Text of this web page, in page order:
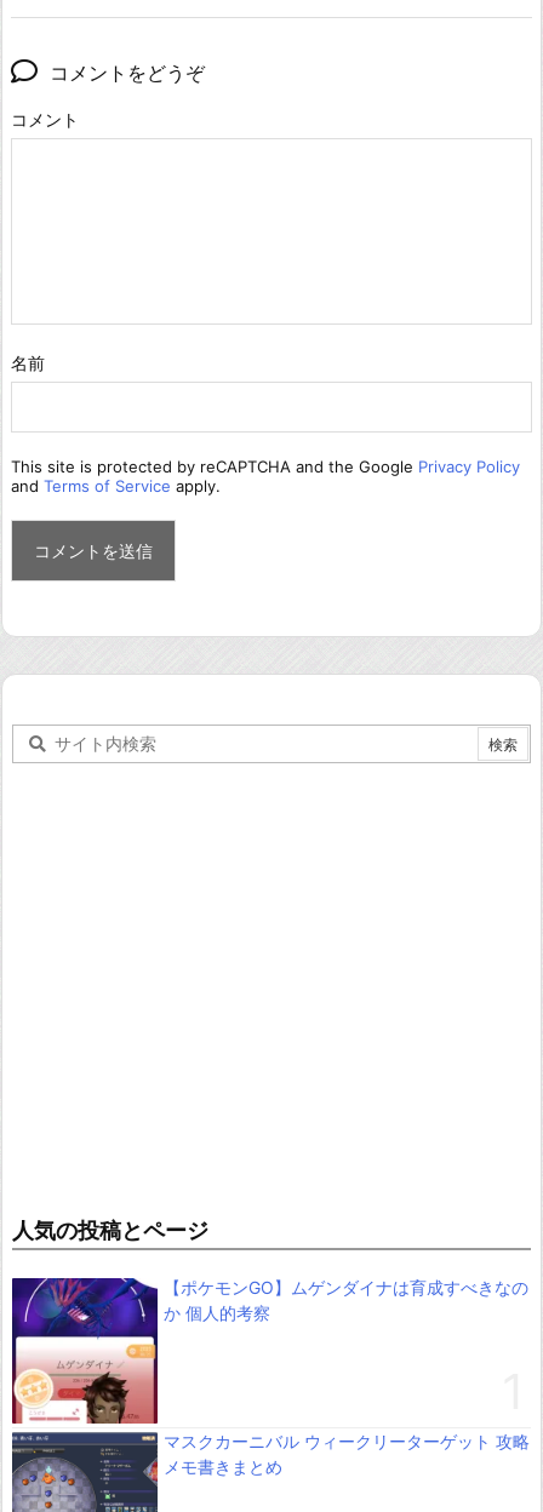
コメントをどうぞ
コメント
名前
This site is protected by reCAPTCHA and the Google Privacy Policy
and Terms of Service apply.
人気の投稿とページ
【ポケモンGO】ムゲンダイナは育成すべきなの
か 個人的考察
マスクカーニバル ウィークリーターゲット 攻略
メモ書きまとめ